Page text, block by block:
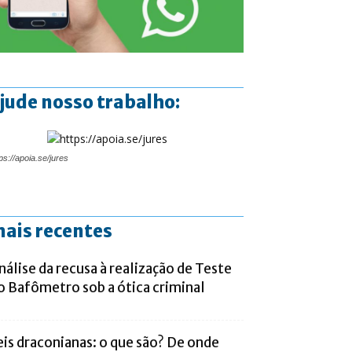
nosso trabalho:
apoia.se/jures
recentes
da recusa à realização de Teste
Bafômetro sob a ótica criminal
draconianas: o que são? De onde